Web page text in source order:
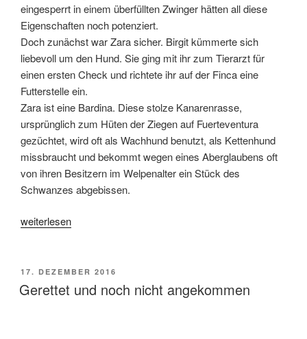
eingesperrt in einem überfüllten Zwinger hätten all diese
Eigenschaften noch potenziert.
Doch zunächst war Zara sicher. Birgit kümmerte sich
liebevoll um den Hund. Sie ging mit ihr zum Tierarzt für
einen ersten Check und richtete ihr auf der Finca eine
Futterstelle ein.
Zara ist eine Bardina. Diese stolze Kanarenrasse,
ursprünglich zum Hüten der Ziegen auf Fuerteventura
gezüchtet, wird oft als Wachhund benutzt, als Kettenhund
missbraucht und bekommt wegen eines Aberglaubens oft
von ihren Besitzern im Welpenalter ein Stück des
Schwanzes abgebissen.
„Wie
einen
Menschen“
weiterlesen
VERÖFFENTLICHT
AM
17. DEZEMBER 2016
Gerettet und noch nicht angekommen